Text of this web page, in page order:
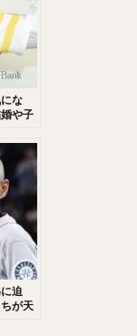
な
や子
迫
が天
まがわゆうま）